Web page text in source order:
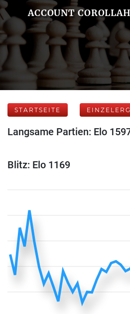
ACCOUNT
STARTSEITE
Langsame Partien: Elo
Blitz: Elo 1169